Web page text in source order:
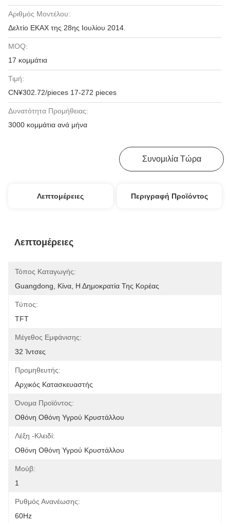
Αριθμός Μοντέλου:
Δελτίο ΕΚΑΧ της 28ης Ιουλίου 2014.
MOQ:
17 κομμάτια
Τιμή:
CN¥302.72/pieces 17-272 pieces
Δυνατότητα Προμήθειας:
3000 κομμάτια ανά μήνα
Συνομιλία Τώρα
Λεπτομέρειες Περιγραφή Προϊόντος
Λεπτομέρειες
Τόπος Καταγωγής:
Guangdong, Κίνα, Η Δημοκρατία Της Κορέας
Τύπος:
TFT
Μέγεθος Εμφάνισης:
32 Ίντσες
Προμηθευτής:
Αρχικός Κατασκευαστής
Όνομα Προϊόντος:
Οθόνη Οθόνη Υγρού Κρυστάλλου
Λέξη -κλειδί:
Οθόνη Οθόνη Υγρού Κρυστάλλου
Μούβ:
1
Ρυθμός Ανανέωσης:
60Hz